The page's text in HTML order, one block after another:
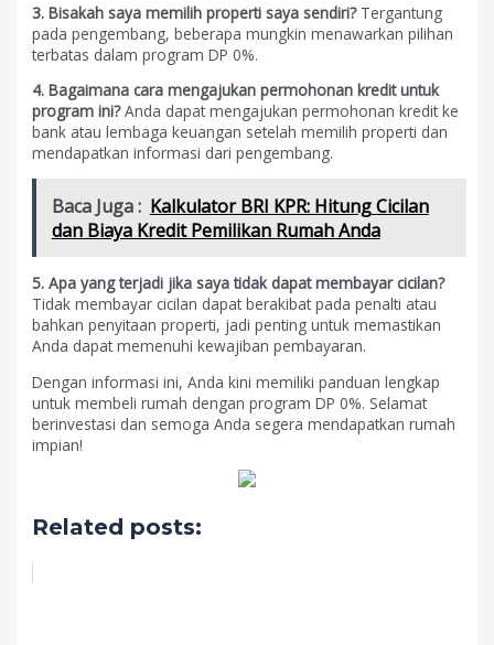
3. Bisakah saya memilih properti saya sendiri?Tergantung
pada pengembang, beberapa mungkin menawarkan pilihan
terbatas dalam program DP 0%.
4. Bagaimana cara mengajukan permohonan kredit untuk
program ini?Anda dapat mengajukan permohonan kredit ke
bank atau lembaga keuangan setelah memilih properti dan
mendapatkan informasi dari pengembang.
Baca Juga : Kalkulator BRI KPR: Hitung Cicilan
dan Biaya Kredit Pemilikan Rumah Anda
5. Apa yang terjadi jika saya tidak dapat membayar cicilan?
Tidak membayar cicilan dapat berakibat pada penalti atau
bahkan penyitaan properti, jadi penting untuk memastikan
Anda dapat memenuhi kewajiban pembayaran.
Dengan informasi ini, Anda kini memiliki panduan lengkap
untuk membeli rumah dengan program DP 0%. Selamat
berinvestasi dan semoga Anda segera mendapatkan rumah
impian!
Related posts: